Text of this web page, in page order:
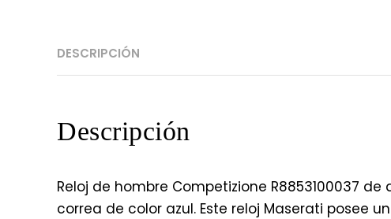
DESCRIPCIÓN
Descripción
Reloj de hombre Competizione R8853100037 de
correa de color azul. Este reloj Maserati posee